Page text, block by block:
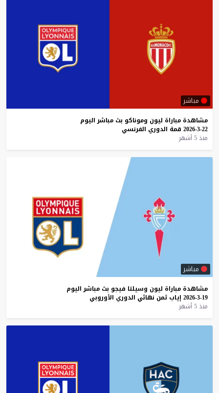
مباشر
مشاهدة مباراة ليون وموناكو بث مباشر اليوم
22-3-2026
قمة الدوري الفرنسي
منذ 5 أشهر
مباشر
مشاهدة مباراة ليون وسيلتا فيجو بث مباشر اليوم
19-3-2026
إياب ثمن نهائي الدوري الأوروبي
منذ 5 أشهر